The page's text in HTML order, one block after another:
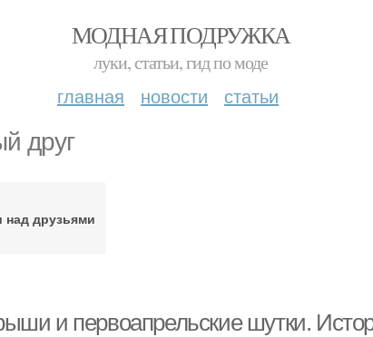
МОДНАЯ ПОДРУЖКА
луки, статьи, гид по моде
главная новости статьи
друг
над друзьями
и первоапрельские шутки.